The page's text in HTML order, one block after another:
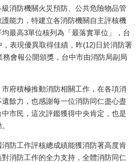
消防機關火災預防、公共危險物品管
能力，特建立各消防機關自主評核機
最高3單位核列為「最落實單位」，台
表現優異取得佳績，昨(12)日於消防署
務會報公開頒獎，台中市由消防局副局
府積極推動消防相關工作，在各項消
餘力，也感謝每一位消防同仁盡心盡
市民，這次評鑑獲得中央肯定，也是
防工作評核總成績能獲消防署高度肯
消防工作的全力支持，全體消防同仁